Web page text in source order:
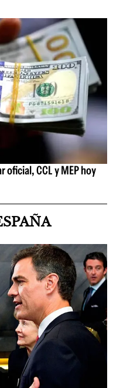
oficial, CCL y MEP hoy